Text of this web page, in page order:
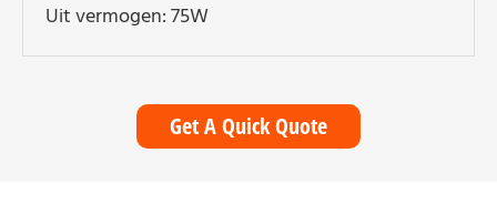
Uit vermogen: 75W
Get A Quick Quote